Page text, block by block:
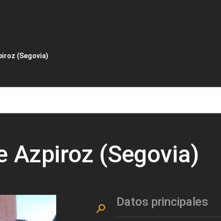
a la navegación
(Segovia)
Azpiroz (Segovia)
Datos principales